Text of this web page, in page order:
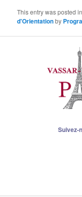
This entry was posted in
d'Orientationby
Suivez-